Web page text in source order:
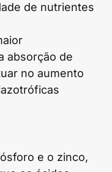
de nutrientes
absorção de
no aumento
e o zinco,